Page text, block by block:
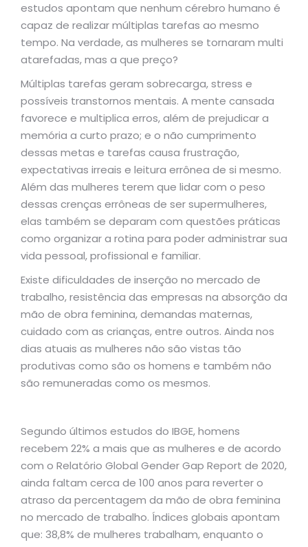
estudos apontam que nenhum cérebro humano é
capaz de realizar múltiplas tarefas ao mesmo
tempo. Na verdade, as mulheres se tornaram multi
atarefadas, mas a que preço?
Múltiplas tarefas geram sobrecarga, stress e
possíveis transtornos mentais. A mente cansada
favorece e multiplica erros, além de prejudicar a
memória a curto prazo; e o não cumprimento
dessas metas e tarefas causa frustração,
expectativas irreais e leitura errônea de si mesmo.
Além das mulheres terem que lidar com o peso
dessas crenças errôneas de ser supermulheres,
elas também se deparam com questões práticas
como organizar a rotina para poder administrar sua
vida pessoal, profissional e familiar.
Existe dificuldades de inserção no mercado de
trabalho, resistência das empresas na absorção da
mão de obra feminina, demandas maternas,
cuidado com as crianças, entre outros. Ainda nos
dias atuais as mulheres não são vistas tão
produtivas como são os homens e também não
são remuneradas como os mesmos.
Segundo últimos estudos do IBGE, homens
recebem 22% a mais que as mulheres e de acordo
com o Relatório Global Gender Gap Report de 2020,
ainda faltam cerca de 100 anos para reverter o
atraso da percentagem da mão de obra feminina
no mercado de trabalho. Índices globais apontam
que: 38,8% de mulheres trabalham, enquanto o